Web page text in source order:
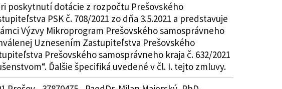
poskytnutí dotácie z rozpočtu Prešovského
PSK č. 708/2021 zo dňa 3.5.2021 a predstavuje
Výzvy Mikroprogram Prešovského samosprávneho
Uznesením Zastupiteľstva Prešovského
Prešovského samosprávneho kraja č. 632/2021
Ďalšie špecifiká uvedené v čl. I. tejto zmluvy.